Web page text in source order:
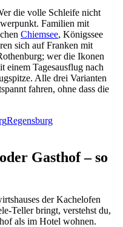
die volle Schleife nicht
Familien mit
Chiemsee, Königssee
sich auf Franken mit
wer die Ikonen
einem Tagesausflug nach
Alle drei Varianten
fahren, ohne dass die
Regensburg
Gasthof – so
der Kachelofen
Teller bringt, verstehst du,
als im Hotel wohnen.